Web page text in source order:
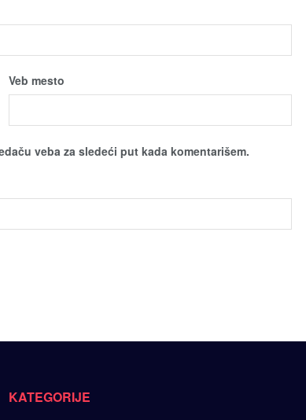
Veb mesto
veba za sledeći put kada komentarišem.
KATEGORIJE